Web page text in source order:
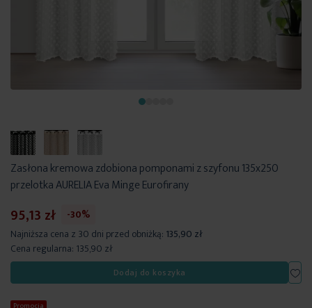
Zasłona kremowa zdobiona pomponami z szyfonu 135x250
przelotka AURELIA Eva Minge Eurofirany
95,13 zł
-30%
Najniższa cena z 30 dni przed obniżką: 135,90 zł
Cena regularna: 135,90 zł
Dodaj do koszyka
Promocja